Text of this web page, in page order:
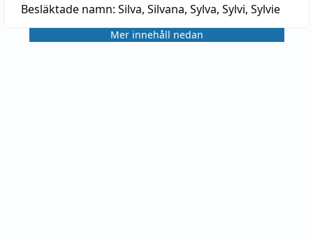
Besläktade namn: Silva, Silvana, Sylva, Sylvi, Sylvie
Mer innehåll nedan